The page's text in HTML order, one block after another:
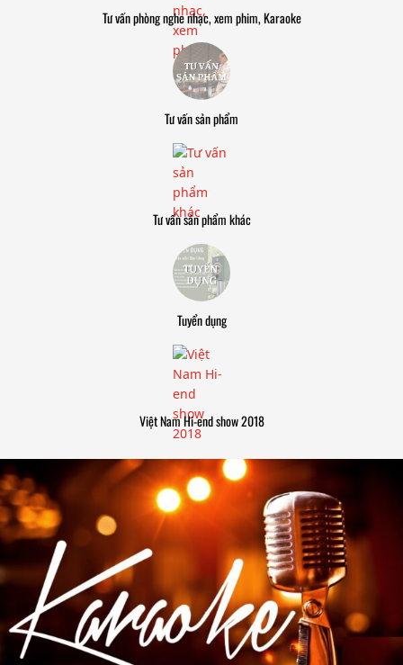
Tư vấn phòng nghe nhạc, xem phim, Karaoke
Tư vấn sản phẩm
Tư vấn sản phẩm khác
Tuyển dụng
Việt Nam Hi-end show 2018